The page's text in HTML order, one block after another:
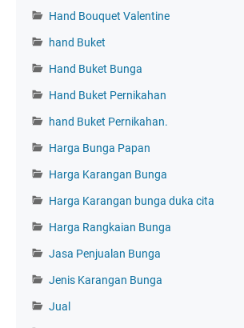
Hand Bouquet Valentine
hand Buket
Hand Buket Bunga
Hand Buket Pernikahan
hand Buket Pernikahan.
Harga Bunga Papan
Harga Karangan Bunga
Harga Karangan bunga duka cita
Harga Rangkaian Bunga
Jasa Penjualan Bunga
Jenis Karangan Bunga
Jual